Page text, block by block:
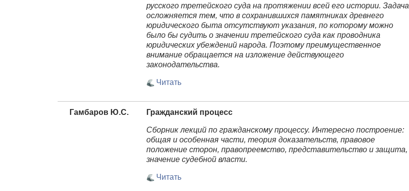
русского третейского суда на протяжении всей его истории. Задача
осложняется тем, что в сохранившихся памятниках древнего
юридического быта отсутствуют указания, по которому можно
было бы судить о значении третейского суда как проводника
юридических убеждений народа. Поэтому преимущественное
внимание обращается на изложение действующего
законодательства.
Читать
Гамбаров Ю.С. Гражданский процесс
Сборник лекций по гражданскому процессу. Интересно построение:
общая и особенная части, теория доказательств, правовое
положение сторон, правопреемство, представительство и защита,
значение судебной власти.
Читать